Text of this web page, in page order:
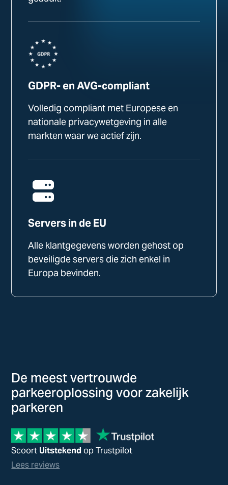
GDPR- en AVG-compliant
Volledig compliant met Europese en
nationale privacywetgeving in alle
markten waar we actief zijn.
Servers in de EU
Alle klantgegevens worden gehost op
beveiligde servers die zich enkel in
Europa bevinden.
De meest vertrouwde
parkeeroplossing voor zakelijk
parkeren
Scoort Uitstekend op Trustpilot
Lees reviews